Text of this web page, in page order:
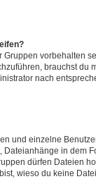
vorbehalten
brauchst du
nach
und einzelne
in dem
dürfen Dateien
wieso du keine